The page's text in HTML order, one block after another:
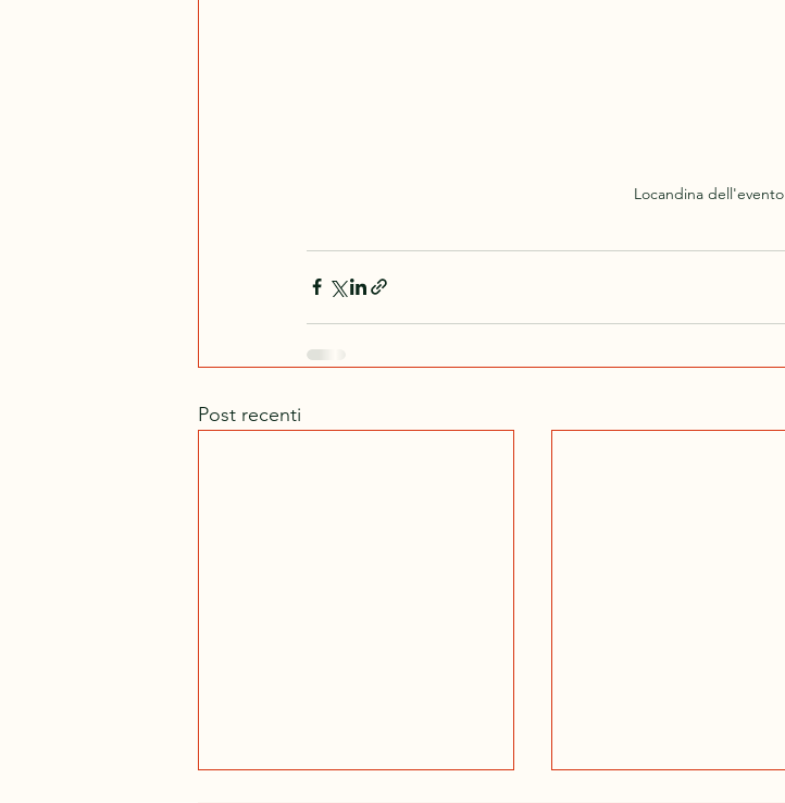
Locandina dell'evento
Post recenti